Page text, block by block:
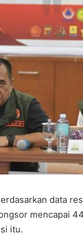
data
mencapai
itu.